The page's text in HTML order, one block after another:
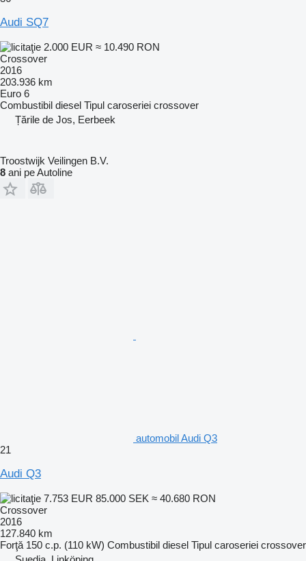
Audi SQ7
2.000 EUR ≈ 10.490 RON
Crossover
2016
203.936 km
Euro 6
Combustibil diesel Tipul caroseriei crossover
Țările de Jos, Eerbeek
Troostwijk Veilingen B.V.
8 ani pe Autoline
automobil Audi Q3
21
Audi Q3
7.753 EUR 85.000 SEK ≈ 40.680 RON
Crossover
2016
127.840 km
Forţă 150 c.p. (110 kW) Combustibil diesel Tipul caroseriei crossover